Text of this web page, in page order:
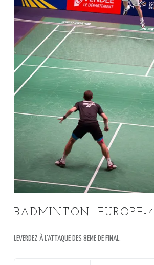
BADMINTON_EUROPE-4
LEVERDEZ À L'ATTAQUE DES 8EME DE FINAL.